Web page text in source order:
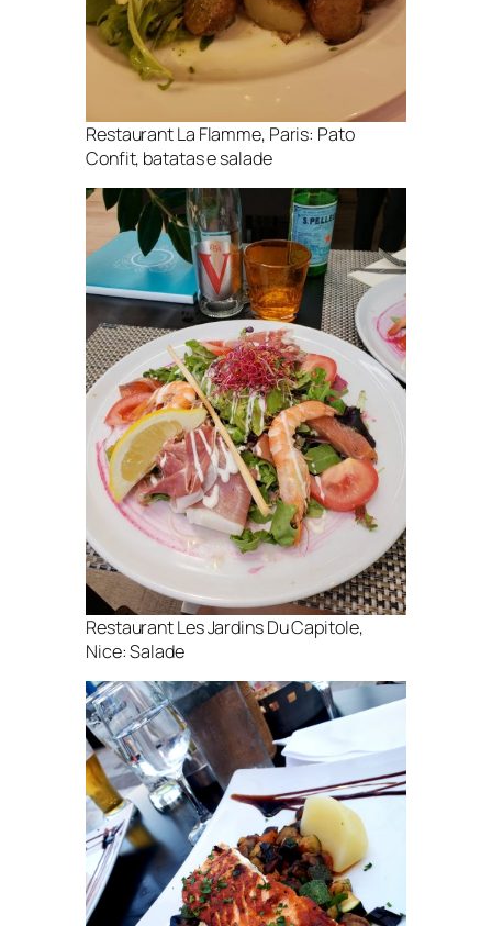
Restaurant La Flamme, Paris: Pato
Confit, batatas e salade
Restaurant Les Jardins Du Capitole,
Nice: Salade